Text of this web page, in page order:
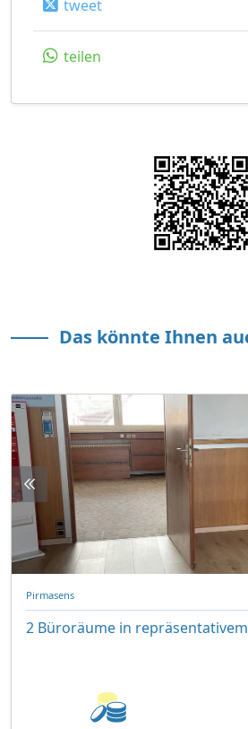
tweet
teilen
Das könnte Ihnen
Pirmasens
2 Büroräume in